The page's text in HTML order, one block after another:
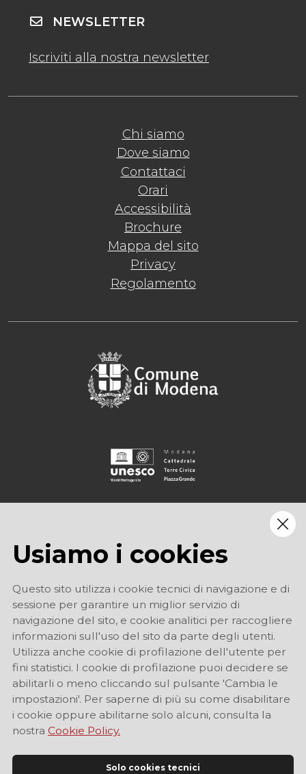
Chi siamo
Dove siamo
Contattaci
Orari
Accessibilità
Brochure
Mappa del sito
Privacy
Regolamento
NEWSLETTER
Iscriviti alla nostra newsletter
Usiamo i cookies
Questo sito utilizza i cookie tecnici di navigazione e di
sessione per garantire un miglior servizio di
navigazione del sito, e cookie analitici per raccogliere
informazioni sull'uso del sito da parte degli utenti.
Utilizza anche cookie di profilazione dell'utente per
fini statistici. I cookie di profilazione puoi decidere se
abilitarli o meno cliccando sul pulsante 'Cambia le
impostazioni'. Per saperne di più su come disabilitare
i cookie oppure abilitarne solo alcuni, consulta la
nostra Cookie Policy.
Solo cookies tecnici